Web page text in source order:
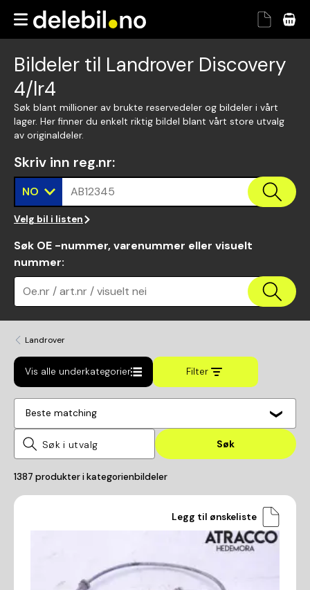
Bildeler til Landrover Discovery
4/lr4
Søk blant millioner av brukte reservedeler og bildeler i vårt
lager. Her finner du enkelt riktig bildel blant vårt store utvalg
av originaldeler.
Skriv inn reg.nr:
NO AB12345
Velg bil i listen
Søk OE -nummer, varenummer eller visuelt
nummer:
Oe.nr / art.nr / visuelt nei
Landrover
Vis alle underkategorier Filter
Beste matching
Søk
1387 produkter i kategorienbildeler
Legg til ønskeliste